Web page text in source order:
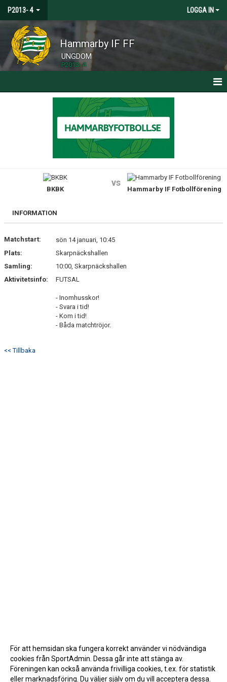
P2013- 4 LOGGA IN
Hammarby IF FF
UNGDOM
P2013- 4
BILDGALLERI
KONTAKT
BKBK
vs
Hammarby IF Fotbollförening
INFORMATION
Matchstart:
sön 14 januari, 10:45
Plats:
Skarpnäckshallen
Samling:
10:00, Skarpnäckshallen
Aktivitetsinfo:
FUTSAL
- Inomhusskor!
- Svara i tid!
- Kom i tid!
- Båda matchtröjor.
<< Tillbaka
För att hemsidan ska fungera korrekt använder vi nödvändiga
cookies från SportAdmin. Dessa går inte att stänga av.
Föreningen kan också använda frivilliga cookies, t.ex. för statistik
eller marknadsföring. Du väljer själv om du vill acceptera dessa.